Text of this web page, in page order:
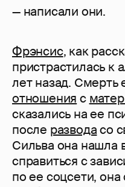
— написали они.
Фрэнсис, как
пристрастилась к
лет назад. Смерть
отношения с
сказались на ее
после разводасо
Сильва она нашла
справиться с
по ее соцсети,